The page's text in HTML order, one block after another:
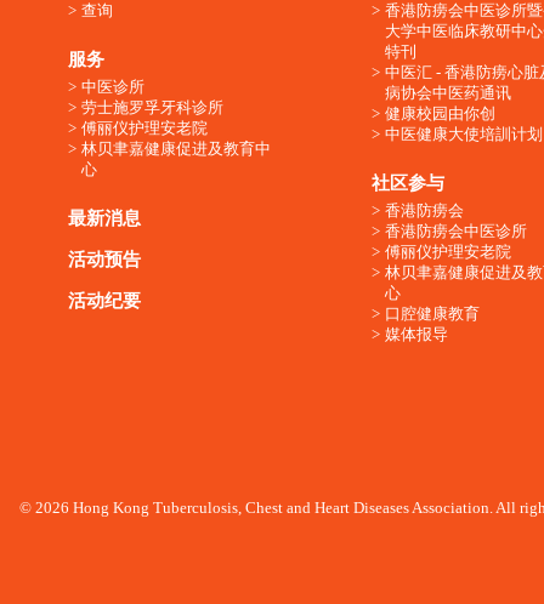
查询
服务
中医诊所
劳士施罗孚牙科诊所
傅丽仪护理安老院
林贝聿嘉健康促进及教育中
心
最新消息
活动预告
活动纪要
香港防痨会中医诊所
大学中医临床教研中
特刊
中医汇 - 香港防痨心脏
病协会中医药通讯
健康校园由你创
中医健康大使培訓计划
社区参与
香港防痨会
香港防痨会中医诊所
傅丽仪护理安老院
林贝聿嘉健康促进及
心
口腔健康教育
媒体报导
© 2026 Hong Kong Tuberculosis, Chest and Heart Diseases Association. All